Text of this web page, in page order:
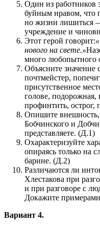
Один из работников
буйным нравом, что
но жизни лишиться
учреждение и
Этот герой говорит:
нового на свете.»
много любопытного
Объясните значение
почтмейстер,
присутственное
голове, подорожная,
профинтить, острог,
Опишите внешность,
Бобчинского и
представляете. (Д.1)
Охарактеризуйте
опираясь только на
барине. (Д.2)
Различаются ли
Хлестакова при
и при разговоре с
Докажите примерами
Вариант 4.